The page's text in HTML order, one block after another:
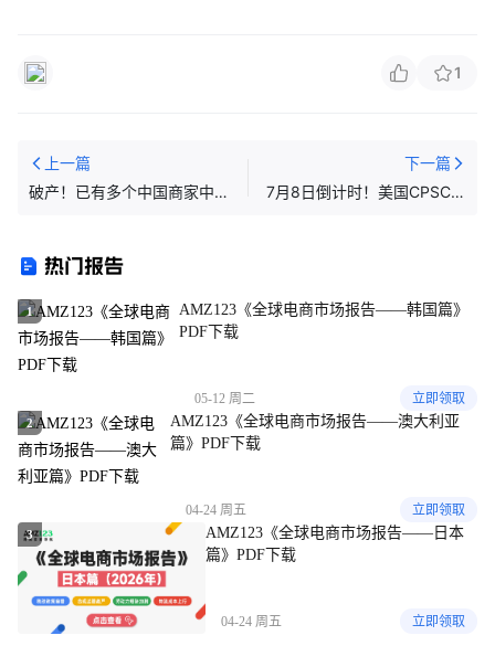
1
上一篇
破产！已有多个中国商家中
下一篇
7月8日倒计时！美国CPSC证
热门报告
1
AMZ123《全球电商市场报告——韩国篇》
PDF下载
05-12 周二 立即领取
2
AMZ123《全球电商市场报告——澳大利亚
篇》PDF下载
04-24 周五 立即领取
3
AMZ123《全球电商市场报告——日本
篇》PDF下载
04-24 周五 立即领取